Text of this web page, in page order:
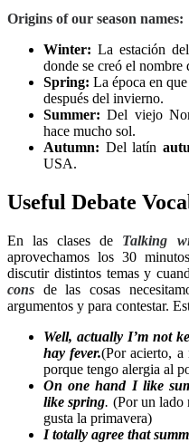
Origins of our season names:
Winter: La estación
donde se creó el nombre
Spring: La época en
después del invierno.
Summer: Del viejo
hace mucho sol.
Autumn: Del latín
USA.
Useful Debate
En las clases de Talking
aprovechamos los 30
discutir distintos temas y
cons de las cosas
argumentos y para contestar.
Well, actuallyI’m not
hay fever.(Por acierto, a
porque tengo alergia al
On one handI like
like spring. (Por un lado
gusta la primavera)
I totally agree that